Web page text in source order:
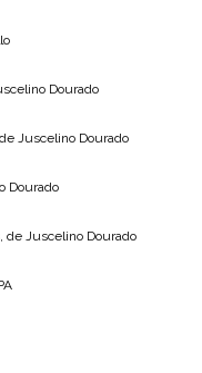
Dourado
Juscelino Dourado
Dourado
de Juscelino Dourado